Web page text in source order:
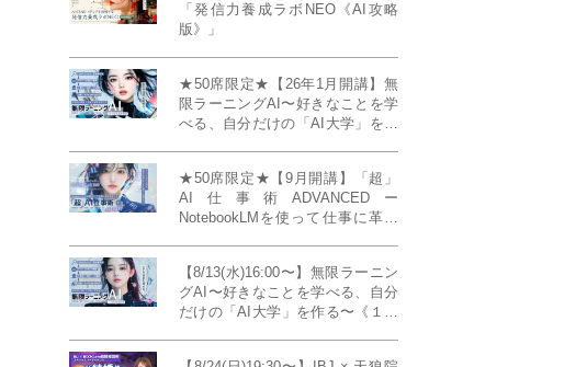
「発信力養成ラボNEO《AI攻略
版》」
★50席限定★【26年1月開講】無
限ラーニングAI〜好きなことを学
べる、自分だけの「AI大学」を作
★50席限定★【9月開講】「超」
AI仕事術ADVANCEDー
NotebookLMを使って仕事に革命
【8/13(水)16:00〜】無限ラーニン
グAI〜好きなことを学べる、自分
だけの「AI大学」を作る〜《１日